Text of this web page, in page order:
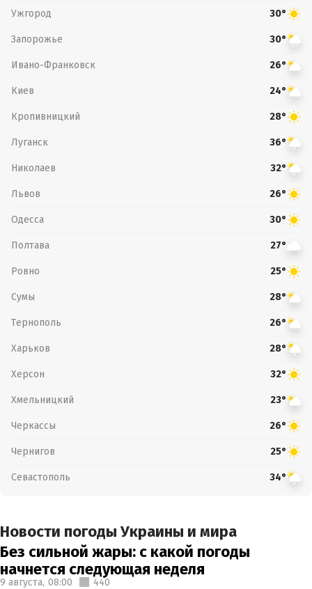
Ужгород 30°
Запорожье 30°
Ивано-Франковск 26°
Киев 24°
Кропивницкий 28°
Луганск 36°
Николаев 32°
Львов 26°
Одесса 30°
Полтава 27°
Ровно 25°
Сумы 28°
Тернополь 26°
Харьков 28°
Херсон 32°
Хмельницкий 23°
Черкассы 26°
Чернигов 25°
Севастополь 34°
Новости погоды Украины и мира
Без сильной жары: с какой погоды
начнется следующая неделя
9 августа, 08:00 440